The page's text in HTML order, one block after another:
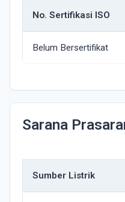
No. Sertifikasi ISO
Belum Bersertifikat
Sarana
Sumber Listrik